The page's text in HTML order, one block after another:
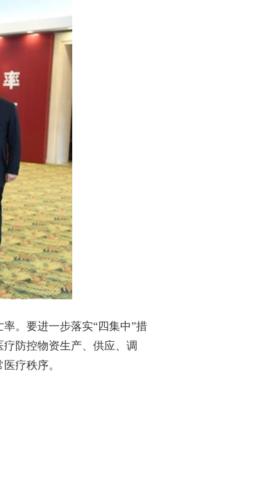
。要进一步落实“四集中”措
防控物资生产、供应、调
疗秩序。